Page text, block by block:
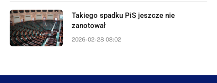
Takiego spadku PiS jeszcze nie
zanotował
2026-02-28 08:02